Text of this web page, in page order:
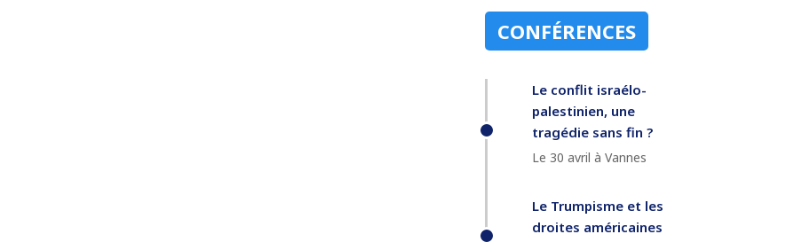
CONFÉRENCES
Le conflit israélo-
palestinien, une
tragédie sans fin ?
Le 30 avril à Vannes
Le Trumpisme et les
droites américaines